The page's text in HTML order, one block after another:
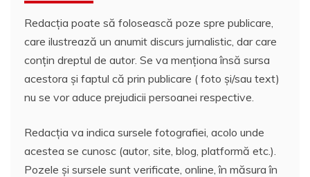
Redacția poate să folosească poze spre publicare,
care ilustrează un anumit discurs jurnalistic, dar care
conțin dreptul de autor. Se va menționa însă sursa
acestora și faptul că prin publicare ( foto și/sau text)
nu se vor aduce prejudicii persoanei respective.
Redacția va indica sursele fotografiei, acolo unde
acestea se cunosc (autor, site, blog, platformă etc.).
Pozele și sursele sunt verificate, online, în măsura în